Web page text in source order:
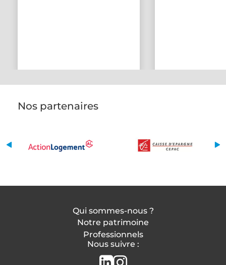
Nos partenaires
Qui sommes-nous ?
Notre patrimoine
Professionnels
Nous suivre :